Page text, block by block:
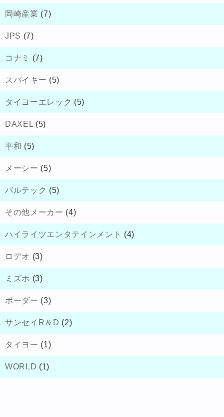
岡崎産業 (7)
JPS (7)
コナミ (7)
スパイキー (5)
タイヨーエレック (5)
DAXEL (5)
平和 (5)
メーシー (5)
バルテック (5)
その他メーカー (4)
ハイライツエンタテインメント (4)
ロデオ (3)
ミズホ (3)
ボーダー (3)
サンセイR＆D (2)
タイヨー (1)
WORLD (1)